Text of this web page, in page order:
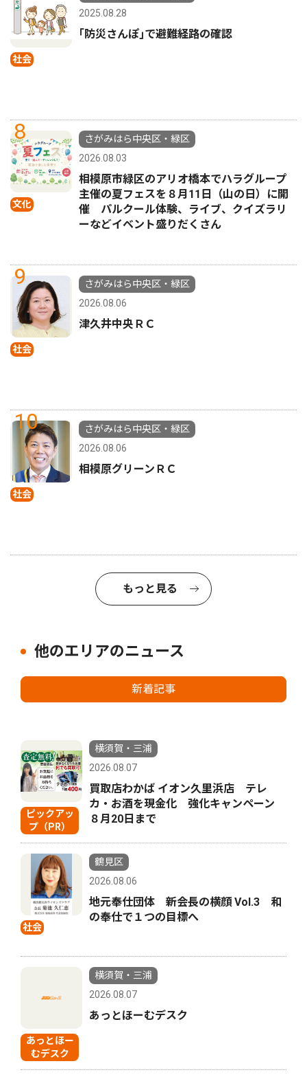
社会
2025.08.28
｢防災さんぽ｣で避難経路の確認
8
文化
さがみはら中央区・緑区
2026.08.03
相模原市緑区のアリオ橋本でハラグループ
主催の夏フェスを８月11日（山の日）に開
催 パルクール体験、ライブ、クイズラリ
ーなどイベント盛りだくさん
9
社会
さがみはら中央区・緑区
2026.08.06
津久井中央ＲＣ
10
社会
さがみはら中央区・緑区
2026.08.06
相模原グリーンＲＣ
もっと見る
他のエリアのニュース
新着記事
ピックアッ
プ（PR）
横須賀・三浦
2026.08.07
買取店わかば イオン久里浜店 テレ
カ・お酒を現金化 強化キャンペーン
８月20日まで
社会
鶴見区
2026.08.06
地元奉仕団体 新会長の横顔 Vol.3 和
の奉仕で１つの目標へ
あっとほー
むデスク
横須賀・三浦
2026.08.07
あっとほーむデスク